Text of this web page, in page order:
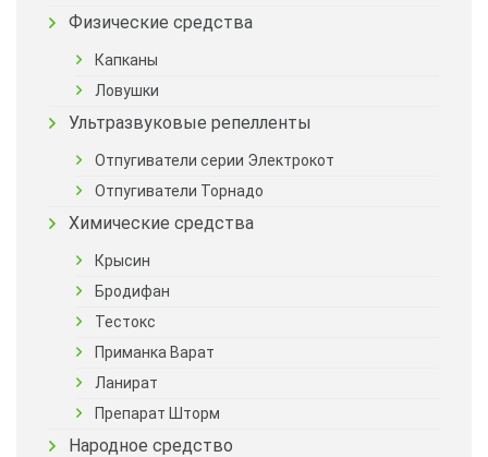
Физические средства
Капканы
Ловушки
Ультразвуковые репелленты
Отпугиватели серии Электрокот
Отпугиватели Торнадо
Химические средства
Крысин
Бродифан
Тестокс
Приманка Варат
Ланират
Препарат Шторм
Народное средство